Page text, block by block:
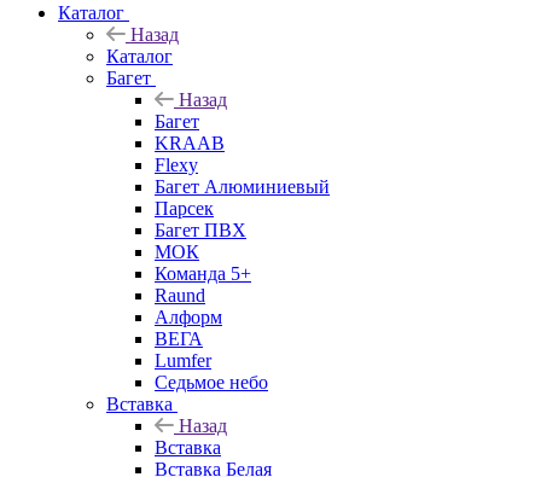
Каталог
Назад
Каталог
Багет
Назад
Багет
KRAAB
Flexy
Багет Алюминиевый
Парсек
Багет ПВХ
МОК
Команда 5+
Raund
Алформ
ВЕГА
Lumfer
Седьмое небо
Вставка
Назад
Вставка
Вставка Белая